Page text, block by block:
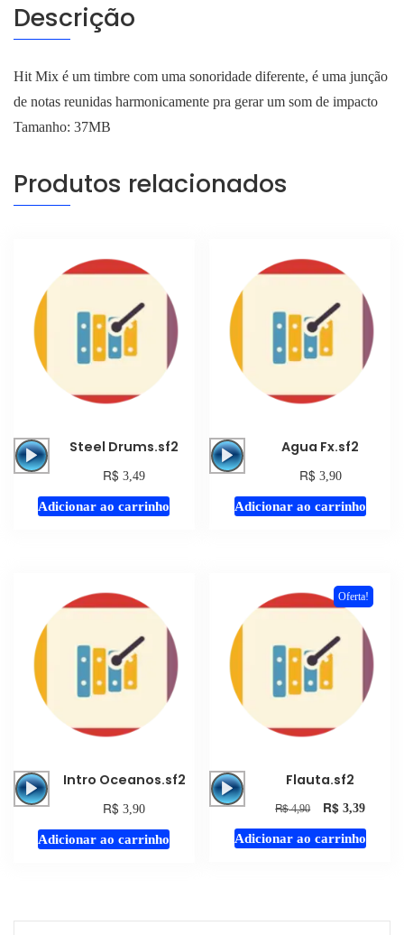
Descrição
Hit Mix é um timbre com uma sonoridade diferente, é uma junção
de notas reunidas harmonicamente pra gerar um som de impacto
Tamanho: 37MB
Produtos relacionados
Tocador
áudio
Steel Drums.sf2
R$ 3,49
Adicionar ao carrinho
Tocador
áudio
Agua Fx.sf2
R$ 3,90
Adicionar ao carrinho
Tocador
áudio
Intro Oceanos.sf2
R$ 3,90
Adicionar ao carrinho
Oferta!
Tocador
áudio
Flauta.sf2
R$4,90 R$ 3,39
Adicionar ao carrinho